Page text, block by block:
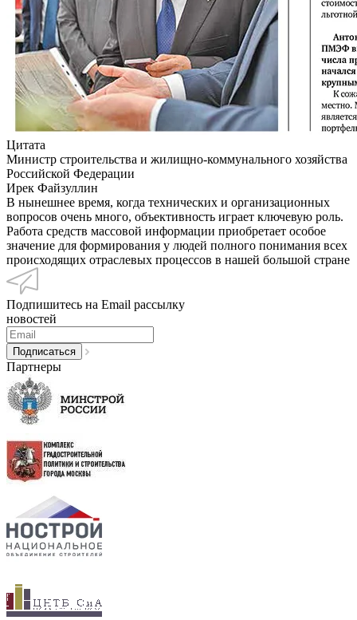
Цитата
Министр строительства и жилищно-коммунального хозяйства
Российской Федерации
Ирек Файзуллин
В нынешнее время, когда технических и организационных
вопросов очень много, объективность играет ключевую роль.
Работа средств массовой информации приобретает особое
значение для формирования у людей полного понимания всех
происходящих отраслевых процессов в нашей большой стране
Подпишитесь на Email рассылку
новостей
Партнеры